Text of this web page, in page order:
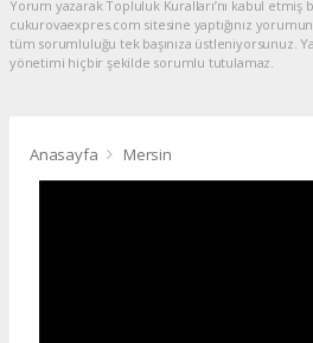
Yorum yazarak Topluluk Kuralları’nı kabul etmiş
cukurovaexpres.com sitesine yaptığınız
tüm sorumluluğu tek başınıza üstleniyorsunuz.
yönetimi hiçbir şekilde sorumlu tutulamaz.
Anasayfa Mersin